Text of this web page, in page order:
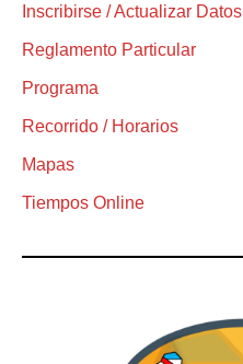
Inscribirse / Actualizar Datos
Reglamento Particular
Programa
Recorrido / Horarios
Mapas
Tiempos Online